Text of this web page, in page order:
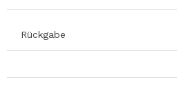
Rückgabe